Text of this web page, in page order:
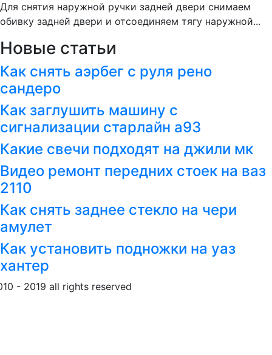
Для снятия наружной ручки задней двери снимаем
обивку задней двери и отсоединяем тягу наружной...
Новые статьи
Как снять аэрбег с руля рено
сандеро
Как заглушить машину с
сигнализации старлайн а93
Какие свечи подходят на джили мк
Видео ремонт передних стоек на ваз
2110
Как снять заднее стекло на чери
амулет
Как установить подножки на уаз
хантер
- 2019 all rights reserved